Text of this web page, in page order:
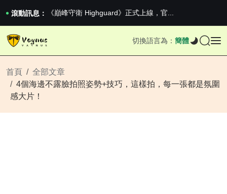
滾動訊息：
男生找物件最重要的是什麼？太真實了
2026澳網男單收官：全滿貫對上全滿亞，德約...
《巔峰守衛 Highguard》正式上線，官...
《巔峰守衛 Highguard》正式上線，官...
切換語言為： 簡體
首頁
全部文章
4個海邊不露臉拍照姿勢+技巧，這樣拍，每一張都是氛圍
感大片！